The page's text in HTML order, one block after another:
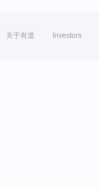
关于有道 Investors